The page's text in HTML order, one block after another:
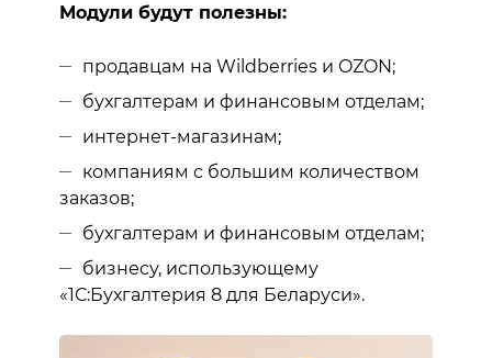
Модули будут полезны:
продавцам на Wildberries и OZON;
бухгалтерам и финансовым отделам;
интернет-магазинам;
компаниям с большим количеством
заказов;
бухгалтерам и финансовым отделам;
бизнесу, использующему
«1С:Бухгалтерия 8 для Беларуси».